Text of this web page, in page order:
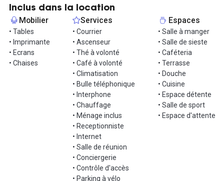
au quotidien (afterworks, petit-déjeuner, ateliers bien-être,
workshoot, conférences, visio-conférences) et la présence de
notre équipe sur site tous les jours.
Le plus : toutes les offres sont sans engagement, flexibles, sans
bail, sans caution !
Inclus dans la location
Mobilier
• Tables
• Imprimante
• Ecrans
• Chaises
Services
• Courrier
• Ascenseur
• Thé à volonté
• Café à volonté
• Climatisation
• Bulle téléphonique
• Interphone
• Chauffage
• Ménage inclus
• Receptionniste
• Internet
• Salle de réunion
• Conciergerie
• Contrôle d'accès
• Parking à vélo
Espaces
• Salle à manger
• Salle de sieste
• Caféteria
• Terrasse
• Douche
• Cuisine
• Espace détente
• Salle de sport
• Espace d'attente